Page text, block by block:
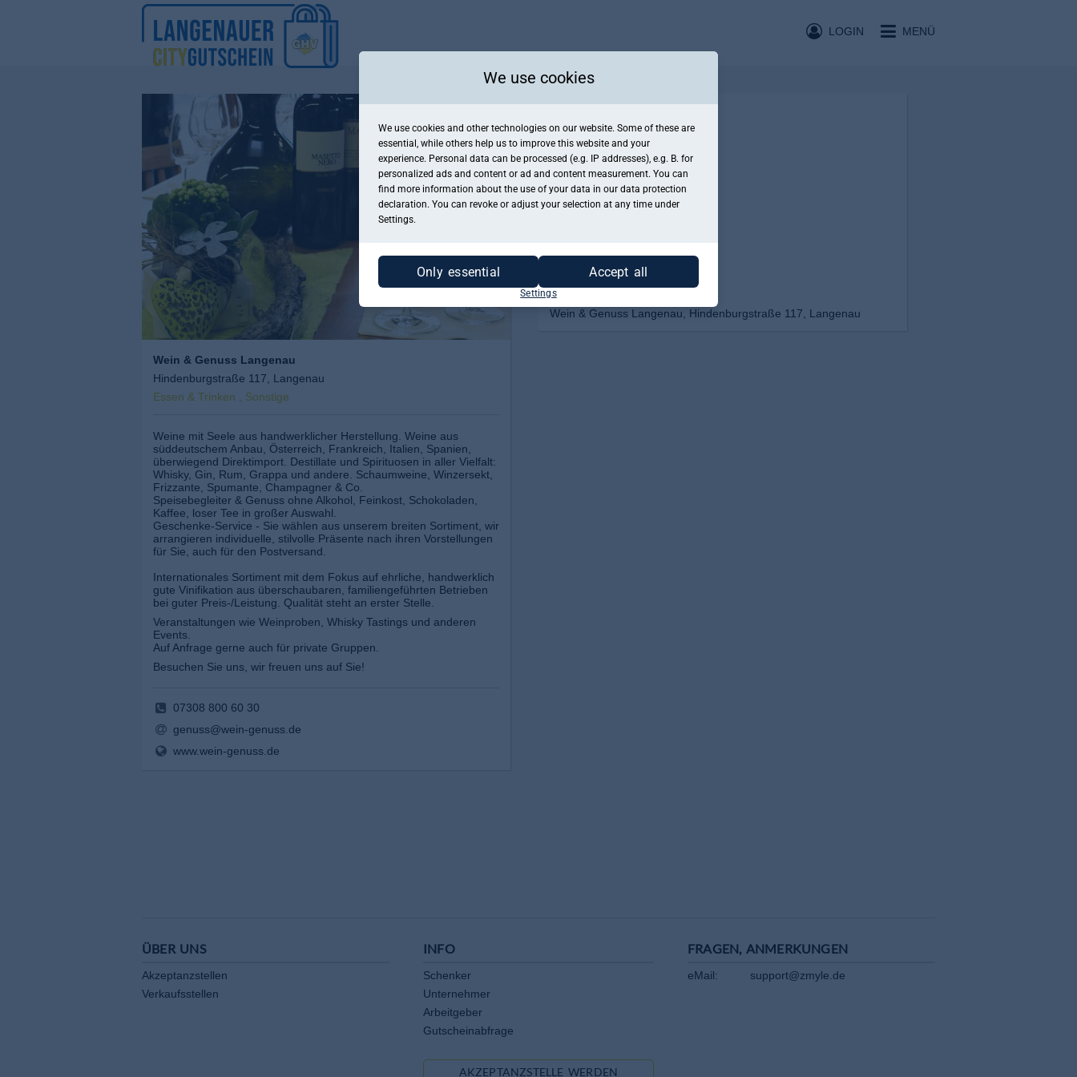
MENÜ
LOGIN
Wein & Genuss Langenau
Hindenburgstraße 117, Langenau
Essen & Trinken , Sonstige
Weine mit Seele aus handwerklicher Herstellung. Weine aus
süddeutschem Anbau, Österreich, Frankreich, Italien, Spanien,
überwiegend Direktimport. Destillate und Spirituosen in aller Vielfalt:
Whisky, Gin, Rum, Grappa und andere. Schaumweine, Winzersekt,
Frizzante, Spumante, Champagner & Co.
Speisebegleiter & Genuss ohne Alkohol, Feinkost, Schokoladen,
Kaffee, loser Tee in großer Auswahl.
Geschenke-Service - Sie wählen aus unserem breiten Sortiment, wir
arrangieren individuelle, stilvolle Präsente nach ihren Vorstellungen
für Sie, auch für den Postversand.
Internationales Sortiment mit dem Fokus auf ehrliche, handwerklich
gute Vinifikation aus überschaubaren, familiengeführten Betrieben
bei guter Preis-/Leistung. Qualität steht an erster Stelle.
Veranstaltungen wie Weinproben, Whisky Tastings und anderen
Events.
Auf Anfrage gerne auch für private Gruppen.
Besuchen Sie uns, wir freuen uns auf Sie!
07308 800 60 30
genuss@wein-genuss.de
www.wein-genuss.de
Wein & Genuss Langenau, Hindenburgstraße 117, Langenau
ÜBER UNS
Akzeptanzstellen
Verkaufsstellen
INFO
Schenker
Unternehmer
Arbeitgeber
Gutscheinabfrage
FRAGEN, ANMERKUNGEN
eMail: support@zmyle.de
AKZEPTANZSTELLE WERDEN
We use cookies
We use cookies and other technologies on our website. Some of these are
essential, while others help us to improve this website and your
experience. Personal data can be processed (e.g. IP addresses), e.g. B. for
personalized ads and content or ad and content measurement. You can
find more information about the use of your data in our data protection
declaration. You can revoke or adjust your selection at any time under
Settings.
Only essential Accept all
Settings